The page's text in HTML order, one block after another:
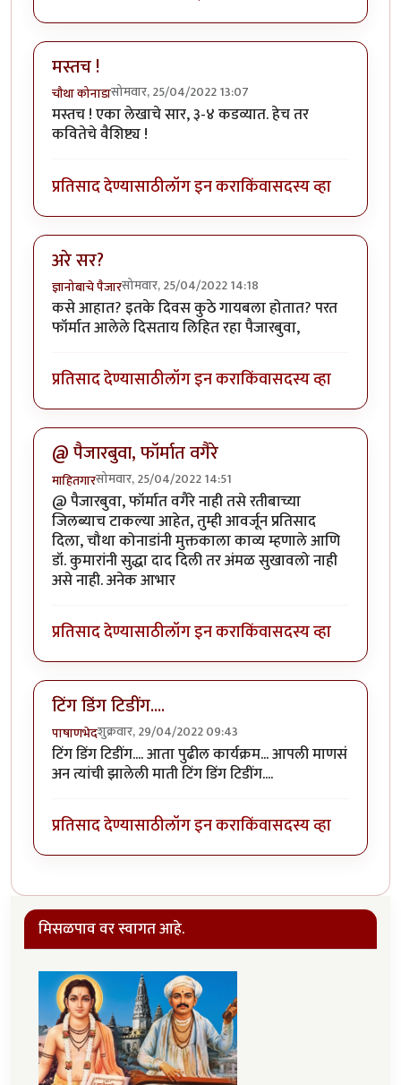
मस्तच !
चौथा कोनाडासोमवार, 25/04/2022 13:07
मस्तच ! एका लेखाचे सार, ३-४ कडव्यात. हेच तर
कवितेचे वैशिष्ट्य !
प्रतिसाद देण्यासाठीलॉग इन कराकिंवासदस्य व्हा
अरे सर?
ज्ञानोबाचे पैजारसोमवार, 25/04/2022 14:18
कसे आहात? इतके दिवस कुठे गायबला होतात? परत
फॉर्मात आलेले दिसताय लिहित रहा पैजारबुवा,
प्रतिसाद देण्यासाठीलॉग इन कराकिंवासदस्य व्हा
@ पैजारबुवा, फॉर्मात वगैरे
माहितगारसोमवार, 25/04/2022 14:51
@ पैजारबुवा, फॉर्मात वगैरे नाही तसे रतीबाच्या
जिलब्याच टाकल्या आहेत, तुम्ही आवर्जून प्रतिसाद
दिला, चौथा कोनाडांनी मुक्तकाला काव्य म्हणाले आणि
डॉ. कुमारांनी सुद्धा दाद दिली तर अंमळ सुखावलो नाही
असे नाही. अनेक आभार
प्रतिसाद देण्यासाठीलॉग इन कराकिंवासदस्य व्हा
टिंग डिंग टिडींग....
पाषाणभेदशुक्रवार, 29/04/2022 09:43
टिंग डिंग टिडींग.... आता पुढील कार्यक्रम... आपली माणसं
अन त्यांची झालेली माती टिंग डिंग टिडींग....
प्रतिसाद देण्यासाठीलॉग इन कराकिंवासदस्य व्हा
मिसळपाव वर स्वागत आहे.